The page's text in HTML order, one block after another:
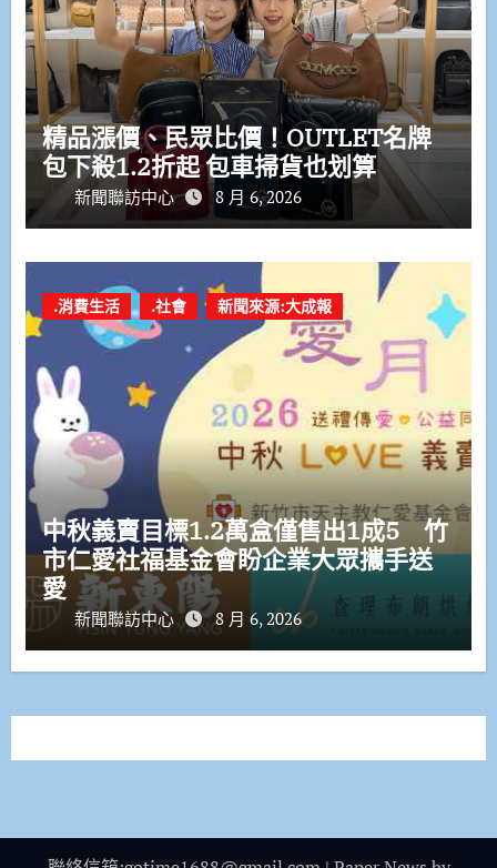
精品漲價、民眾比價！OUTLET名牌
包下殺1.2折起 包車掃貨也划算
新聞聯訪中心 8 月 6, 2026
.消費生活 .社會 新聞來源:大成報
中秋義賣目標1.2萬盒僅售出1成5 竹
市仁愛社福基金會盼企業大眾攜手送
愛
新聞聯訪中心 8 月 6, 2026